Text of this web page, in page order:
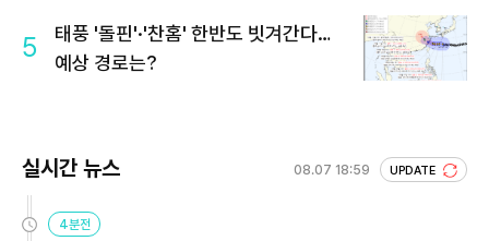
5
태풍 '돌핀'·'찬홈' 한반도 빗겨간다…
예상 경로는?
실시간 뉴스 08.07 18:59 UPDATE
4분전